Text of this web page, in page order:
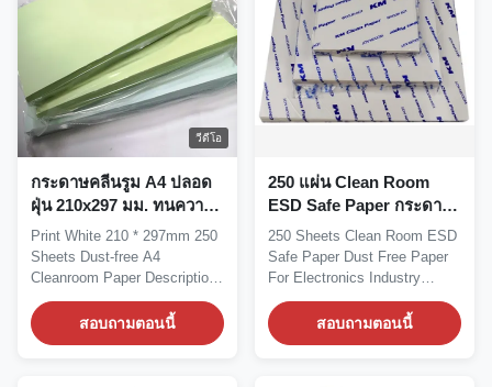
วีดีโอ
กระดาษคลีนรูม A4 ปลอด
ฝุ่น 210x297 มม. ทนความ
ร้อน 210x297 มม
Print White 210 * 297mm 250
Sheets Dust-free A4
Cleanroom Paper Description:
Cleanroom printing...
สอบถามตอนนี้
250 แผ่น Clean Room
ESD Safe Paper กระดาษ
ปลอดฝุ่นสำหรับ
อุตสาหกรรมอิเล็กทรอนิกส์
250 Sheets Clean Room ESD
Safe Paper Dust Free Paper
For Electronics Industry
Description: They...
สอบถามตอนนี้